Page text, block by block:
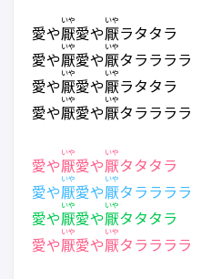
愛や厭
いや
愛や厭
いや
ラタタラ
愛や厭
いや
愛や厭
いや
タララララ
愛や厭
いや
愛や厭
いや
ラタタラ
愛や厭
いや
愛や厭
いや
タララララ
愛や厭
いや
愛や厭
いや
タタタラ
愛や厭
いや
愛や厭
いや
タララララ
愛や厭
いや
愛や厭
いや
タタタラ
愛や厭
いや
愛や厭
いや
タララララ